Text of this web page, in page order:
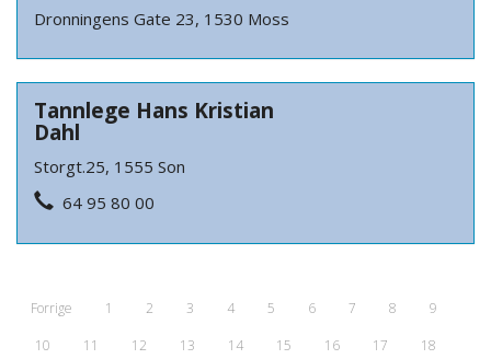
Dronningens Gate 23, 1530 Moss
Tannlege Hans Kristian
Dahl
Storgt.25, 1555 Son
64 95 80 00
Forrige 1 2 3 4 5 6 7 8
9
10
11 12 13 14 15 16 17
18